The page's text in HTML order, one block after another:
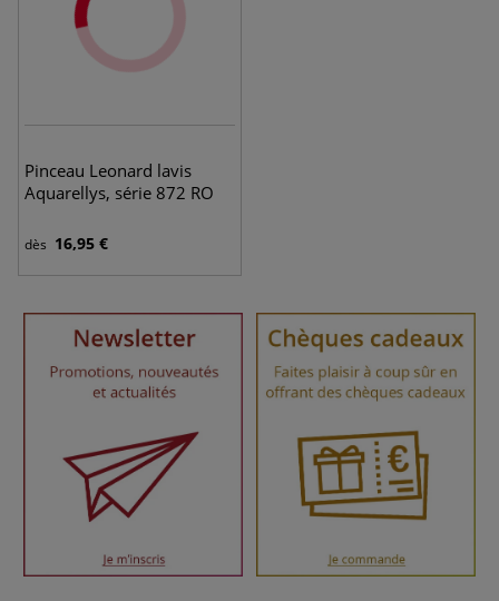
Pinceau Leonard lavis
Aquarellys, série 872 RO
dès 16,95 €